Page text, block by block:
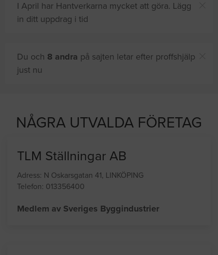
I April har Hantverkarna mycket att göra. Lägg
in ditt uppdrag i tid
Du och 8 andra på sajten letar efter proffshjälp
just nu
NÅGRA UTVALDA FÖRETAG
TLM Ställningar AB
Adress: N Oskarsgatan 41, LINKÖPING
Telefon: 013356400
Medlem av Sveriges Byggindustrier